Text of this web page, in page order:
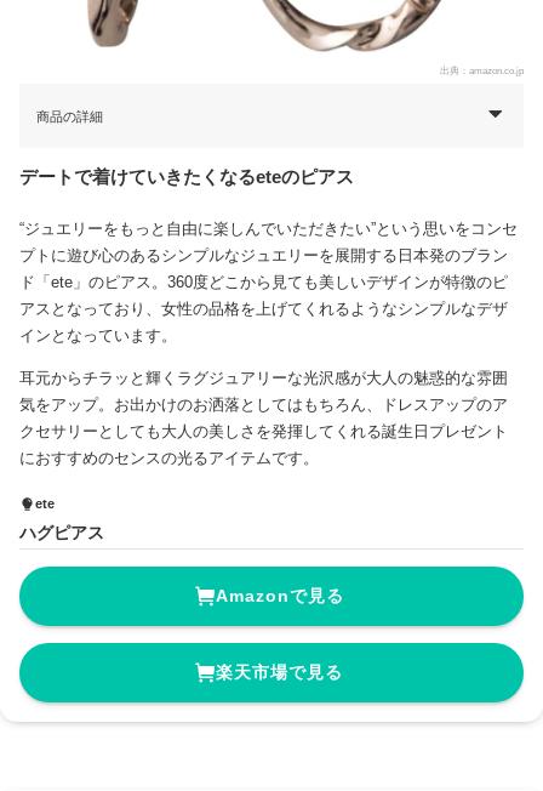
出典： amazon.co.jp
商品の詳細
デートで着けていきたくなるeteのピアス
“ジュエリーをもっと自由に楽しんでいただきたい”という思いをコンセ
プトに遊び心のあるシンプルなジュエリーを展開する日本発のブラン
ド「ete」のピアス。360度どこから見ても美しいデザインが特徴のピ
アスとなっており、女性の品格を上げてくれるようなシンプルなデザ
インとなっています。
耳元からチラッと輝くラグジュアリーな光沢感が大人の魅惑的な雰囲
気をアップ。お出かけのお洒落としてはもちろん、ドレスアップのア
クセサリーとしても大人の美しさを発揮してくれる誕生日プレゼント
におすすめのセンスの光るアイテムです。
ete
ハグピアス
Amazonで見る
楽天市場で見る